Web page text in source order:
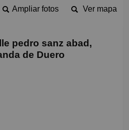
Ver mapa
Ampliar fotos
pedro sanz abad,
de Duero